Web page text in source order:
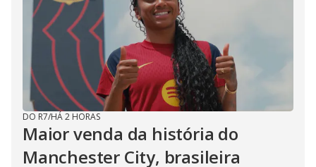
DO R7/HÁ 2 HORAS
Maior venda da história do
Manchester City, brasileira